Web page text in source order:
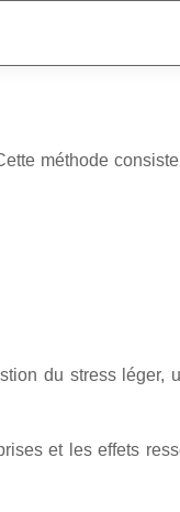
méthode
du stress léger,
et les effets